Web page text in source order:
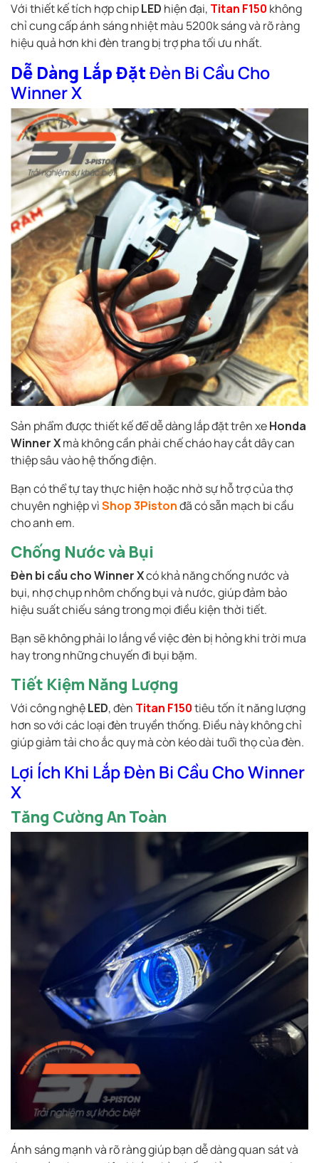
Với thiết kế tích hợp chipLED hiện đại, Titan F150 không
chỉ cung cấp ánh sáng nhiệt màu 5200k sáng và rõ ràng
hiệu quả hơn khi đèn trang bị trợ pha tối ưu nhất.
Dễ Dàng Lắp ĐặtĐèn Bi Cầu Cho
Winner X
Sản phẩm được thiết kế để dễ dàng lắp đặt trên xeHonda
Winner Xmà không cần phải chế cháo hay cắt dây can
thiệp sâu vào hệ thống điện.
Bạn có thể tự tay thực hiện hoặc nhờ sự hỗ trợ của thợ
chuyên nghiệp vìShop 3Pistonđã có sẵn mạch bi cầu
cho anh em.
Chống Nước và Bụi
Đèn bi cầu cho Winner Xcó khả năng chống nước và
bụi, nhợ chụp nhôm chống bụi và nước, giúp đảm bảo
hiệu suất chiếu sáng trong mọi điều kiện thời tiết.
Bạn sẽ không phải lo lắng về việc đèn bị hỏng khi trời mưa
hay trong những chuyến đi bụi bặm.
Tiết Kiệm Năng Lượng
Với công nghệLED, đèn Titan F150tiêu tốn ít năng lượng
hơn so với các loại đèn truyền thống. Điều này không chỉ
giúp giảm tải cho ắc quy mà còn kéo dài tuổi thọ của đèn.
Lợi Ích Khi Lắp Đèn Bi Cầu Cho Winner
X
Tăng Cường An Toàn
Ánh sáng mạnh và rõ ràng giúp bạn dễ dàng quan sát và